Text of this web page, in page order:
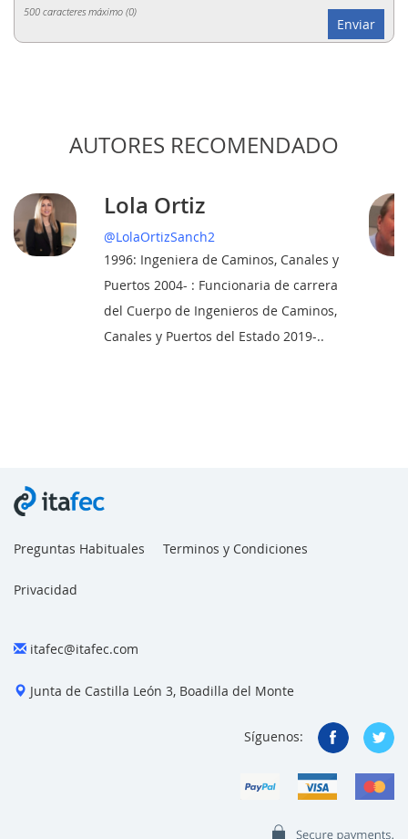
500 caracteres máximo (0)
AUTORES RECOMENDADO
Lola Ortiz
@LolaOrtizSanch2
1996: Ingeniera de Caminos, Canales y
Puertos 2004- : Funcionaria de carrera
del Cuerpo de Ingenieros de Caminos,
Canales y Puertos del Estado 2019-..
Preguntas Habituales Terminos y Condiciones
Privacidad
itafec@itafec.com
Junta de Castilla León 3, Boadilla del Monte
Síguenos: